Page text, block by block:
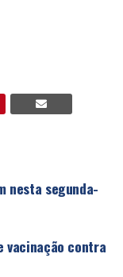
nesta segunda-
vacinação contra